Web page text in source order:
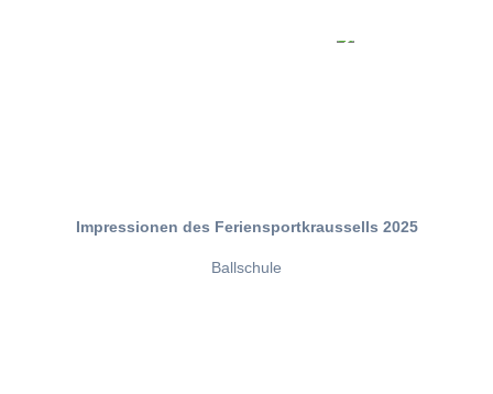
Impressionen des Feriensportkraussells 2025
Ballschule